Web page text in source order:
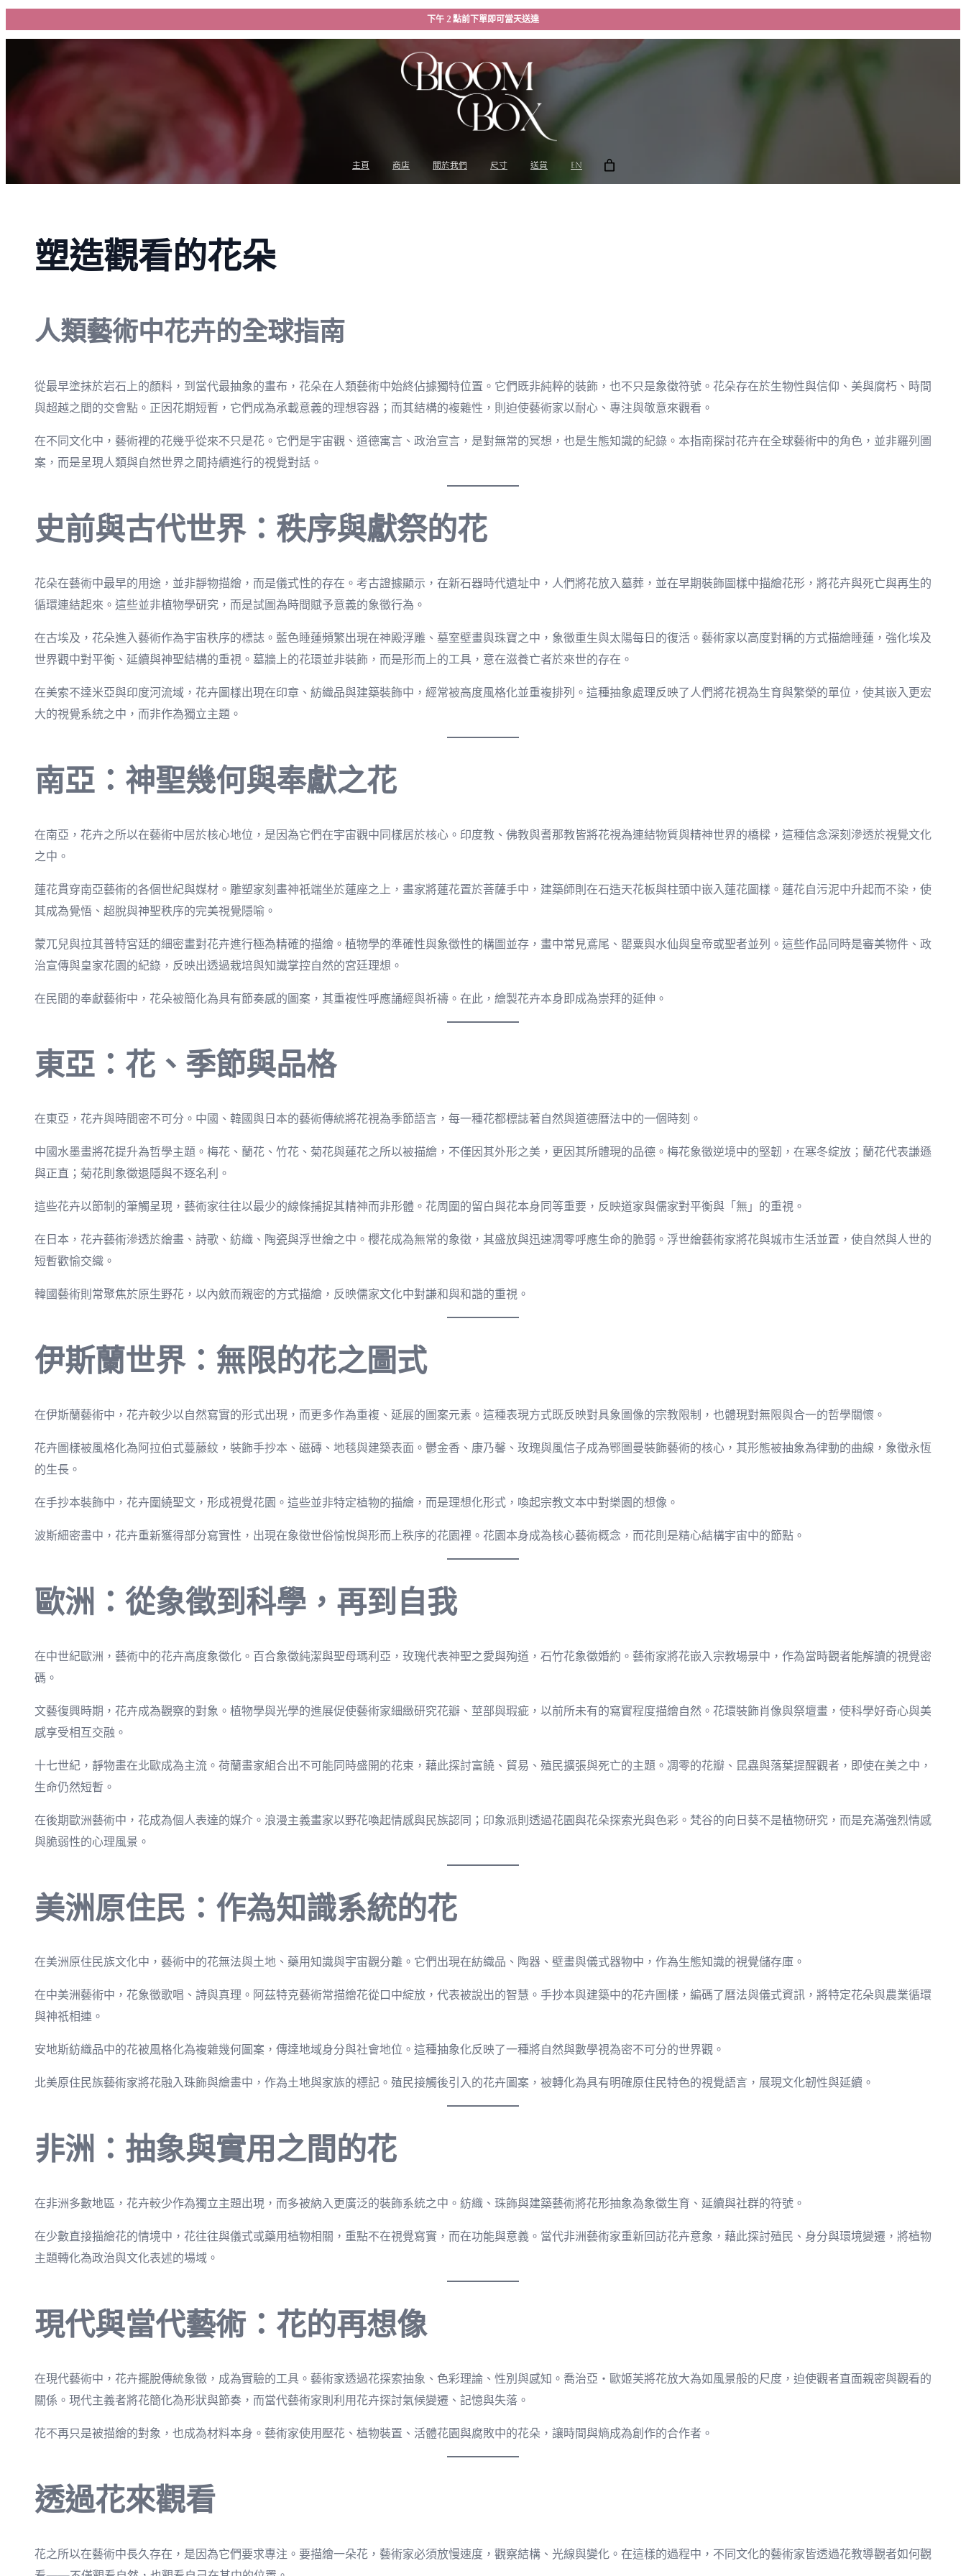
至
要
內
下午 2 點前下單即可當天送達
主頁 商店 關於我們 尺寸 送貨 EN
塑造觀看的花朵
人類藝術中花卉的全球指南
從最早塗抹於岩石上的顏料，到當代最抽象的畫布，花朵在人類藝術中始終佔據獨特位置。它們既非純粹的裝飾，也不只是象徵符號。花朵存在於生物性與信仰、美與腐朽、時間
與超越之間的交會點。正因花期短暫，它們成為承載意義的理想容器；而其結構的複雜性，則迫使藝術家以耐心、專注與敬意來觀看。
在不同文化中，藝術裡的花幾乎從來不只是花。它們是宇宙觀、道德寓言、政治宣言，是對無常的冥想，也是生態知識的紀錄。本指南探討花卉在全球藝術中的角色，並非羅列圖
案，而是呈現人類與自然世界之間持續進行的視覺對話。
史前與古代世界：秩序與獻祭的花
花朵在藝術中最早的用途，並非靜物描繪，而是儀式性的存在。考古證據顯示，在新石器時代遺址中，人們將花放入墓葬，並在早期裝飾圖樣中描繪花形，將花卉與死亡與再生的
循環連結起來。這些並非植物學研究，而是試圖為時間賦予意義的象徵行為。
在古埃及，花朵進入藝術作為宇宙秩序的標誌。藍色睡蓮頻繁出現在神殿浮雕、墓室壁畫與珠寶之中，象徵重生與太陽每日的復活。藝術家以高度對稱的方式描繪睡蓮，強化埃及
世界觀中對平衡、延續與神聖結構的重視。墓牆上的花環並非裝飾，而是形而上的工具，意在滋養亡者於來世的存在。
在美索不達米亞與印度河流域，花卉圖樣出現在印章、紡織品與建築裝飾中，經常被高度風格化並重複排列。這種抽象處理反映了人們將花視為生育與繁榮的單位，使其嵌入更宏
大的視覺系統之中，而非作為獨立主題。
南亞：神聖幾何與奉獻之花
在南亞，花卉之所以在藝術中居於核心地位，是因為它們在宇宙觀中同樣居於核心。印度教、佛教與耆那教皆將花視為連結物質與精神世界的橋樑，這種信念深刻滲透於視覺文化
之中。
蓮花貫穿南亞藝術的各個世紀與媒材。雕塑家刻畫神祇端坐於蓮座之上，畫家將蓮花置於菩薩手中，建築師則在石造天花板與柱頭中嵌入蓮花圖樣。蓮花自污泥中升起而不染，使
其成為覺悟、超脫與神聖秩序的完美視覺隱喻。
蒙兀兒與拉其普特宮廷的細密畫對花卉進行極為精確的描繪。植物學的準確性與象徵性的構圖並存，畫中常見鳶尾、罌粟與水仙與皇帝或聖者並列。這些作品同時是審美物件、政
治宣傳與皇家花園的紀錄，反映出透過栽培與知識掌控自然的宮廷理想。
在民間的奉獻藝術中，花朵被簡化為具有節奏感的圖案，其重複性呼應誦經與祈禱。在此，繪製花卉本身即成為崇拜的延伸。
東亞：花、季節與品格
在東亞，花卉與時間密不可分。中國、韓國與日本的藝術傳統將花視為季節語言，每一種花都標誌著自然與道德曆法中的一個時刻。
中國水墨畫將花提升為哲學主題。梅花、蘭花、竹花、菊花與蓮花之所以被描繪，不僅因其外形之美，更因其所體現的品德。梅花象徵逆境中的堅韌，在寒冬綻放；蘭花代表謙遜
與正直；菊花則象徵退隱與不逐名利。
這些花卉以節制的筆觸呈現，藝術家往往以最少的線條捕捉其精神而非形體。花周圍的留白與花本身同等重要，反映道家與儒家對平衡與「無」的重視。
在日本，花卉藝術滲透於繪畫、詩歌、紡織、陶瓷與浮世繪之中。櫻花成為無常的象徵，其盛放與迅速凋零呼應生命的脆弱。浮世繪藝術家將花與城市生活並置，使自然與人世的
短暫歡愉交織。
韓國藝術則常聚焦於原生野花，以內斂而親密的方式描繪，反映儒家文化中對謙和與和諧的重視。
伊斯蘭世界：無限的花之圖式
在伊斯蘭藝術中，花卉較少以自然寫實的形式出現，而更多作為重複、延展的圖案元素。這種表現方式既反映對具象圖像的宗教限制，也體現對無限與合一的哲學關懷。
花卉圖樣被風格化為阿拉伯式蔓藤紋，裝飾手抄本、磁磚、地毯與建築表面。鬱金香、康乃馨、玫瑰與風信子成為鄂圖曼裝飾藝術的核心，其形態被抽象為律動的曲線，象徵永恆
的生長。
在手抄本裝飾中，花卉圍繞聖文，形成視覺花園。這些並非特定植物的描繪，而是理想化形式，喚起宗教文本中對樂園的想像。
波斯細密畫中，花卉重新獲得部分寫實性，出現在象徵世俗愉悅與形而上秩序的花園裡。花園本身成為核心藝術概念，而花則是精心結構宇宙中的節點。
歐洲：從象徵到科學，再到自我
在中世紀歐洲，藝術中的花卉高度象徵化。百合象徵純潔與聖母瑪利亞，玫瑰代表神聖之愛與殉道，石竹花象徵婚約。藝術家將花嵌入宗教場景中，作為當時觀者能解讀的視覺密
碼。
文藝復興時期，花卉成為觀察的對象。植物學與光學的進展促使藝術家細緻研究花瓣、莖部與瑕疵，以前所未有的寫實程度描繪自然。花環裝飾肖像與祭壇畫，使科學好奇心與美
感享受相互交融。
十七世紀，靜物畫在北歐成為主流。荷蘭畫家組合出不可能同時盛開的花束，藉此探討富饒、貿易、殖民擴張與死亡的主題。凋零的花瓣、昆蟲與落葉提醒觀者，即使在美之中，
生命仍然短暫。
在後期歐洲藝術中，花成為個人表達的媒介。浪漫主義畫家以野花喚起情感與民族認同；印象派則透過花園與花朵探索光與色彩。梵谷的向日葵不是植物研究，而是充滿強烈情感
與脆弱性的心理風景。
美洲原住民：作為知識系統的花
在美洲原住民族文化中，藝術中的花無法與土地、藥用知識與宇宙觀分離。它們出現在紡織品、陶器、壁畫與儀式器物中，作為生態知識的視覺儲存庫。
在中美洲藝術中，花象徵歌唱、詩與真理。阿茲特克藝術常描繪花從口中綻放，代表被說出的智慧。手抄本與建築中的花卉圖樣，編碼了曆法與儀式資訊，將特定花朵與農業循環
與神祇相連。
安地斯紡織品中的花被風格化為複雜幾何圖案，傳達地域身分與社會地位。這種抽象化反映了一種將自然與數學視為密不可分的世界觀。
北美原住民族藝術家將花融入珠飾與繪畫中，作為土地與家族的標記。殖民接觸後引入的花卉圖案，被轉化為具有明確原住民特色的視覺語言，展現文化韌性與延續。
非洲：抽象與實用之間的花
在非洲多數地區，花卉較少作為獨立主題出現，而多被納入更廣泛的裝飾系統之中。紡織、珠飾與建築藝術將花形抽象為象徵生育、延續與社群的符號。
在少數直接描繪花的情境中，花往往與儀式或藥用植物相關，重點不在視覺寫實，而在功能與意義。當代非洲藝術家重新回訪花卉意象，藉此探討殖民、身分與環境變遷，將植物
主題轉化為政治與文化表述的場域。
現代與當代藝術：花的再想像
在現代藝術中，花卉擺脫傳統象徵，成為實驗的工具。藝術家透過花探索抽象、色彩理論、性別與感知。喬治亞・歐姬芙將花放大為如風景般的尺度，迫使觀者直面親密與觀看的
關係。現代主義者將花簡化為形狀與節奏，而當代藝術家則利用花卉探討氣候變遷、記憶與失落。
花不再只是被描繪的對象，也成為材料本身。藝術家使用壓花、植物裝置、活體花園與腐敗中的花朵，讓時間與熵成為創作的合作者。
透過花來觀看
花之所以在藝術中長久存在，是因為它們要求專注。要描繪一朵花，藝術家必須放慢速度，觀察結構、光線與變化。在這樣的過程中，不同文化的藝術家皆透過花教導觀者如何觀